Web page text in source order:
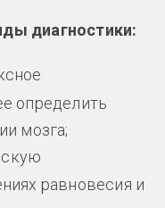
диагностики:
определить
мозга;
равновесия и